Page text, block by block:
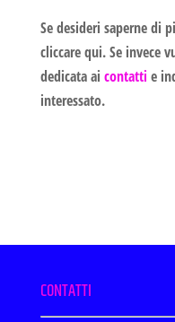
Se desideri saperne di
cliccare qui. Se invece
dedicata ai contatti e
interessato.
CONTATTI